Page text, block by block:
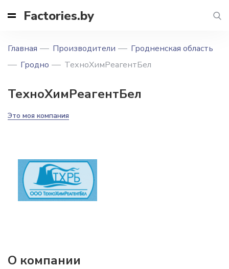
Factories.by
Главная Производители
Гродненская область
Гродно
ТехноХимРеагентБел
ТехноХимРеагентБел
Это моя компания
О компании